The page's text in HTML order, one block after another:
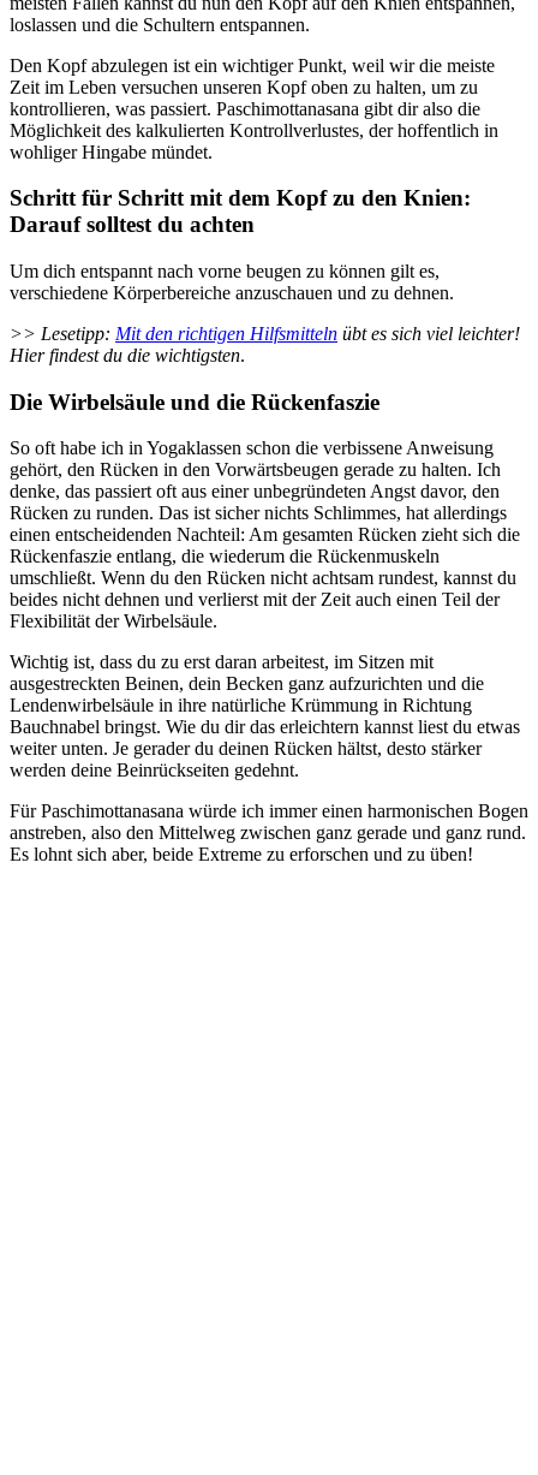
loslassen und die Schultern entspannen.
Den Kopf abzulegen ist ein wichtiger Punkt, weil wir die meiste
Zeit im Leben versuchen unseren Kopf oben zu halten, um zu
kontrollieren, was passiert. Paschimottanasana gibt dir also die
Möglichkeit des kalkulierten Kontrollverlustes, der hoffentlich in
wohliger Hingabe mündet.
Schritt für Schritt mit dem Kopf zu den Knien:
Darauf solltest du achten
Um dich entspannt nach vorne beugen zu können gilt es,
verschiedene Körperbereiche anzuschauen und zu dehnen.
>> Lesetipp: Mit den richtigen Hilfsmitteln übt es sich viel leichter!
Hier findest du die wichtigsten.
Die Wirbelsäule und die Rückenfaszie
So oft habe ich in Yogaklassen schon die verbissene Anweisung
gehört, den Rücken in den Vorwärtsbeugen gerade zu halten. Ich
denke, das passiert oft aus einer unbegründeten Angst davor, den
Rücken zu runden. Das ist sicher nichts Schlimmes, hat allerdings
einen entscheidenden Nachteil: Am gesamten Rücken zieht sich die
Rückenfaszie entlang, die wiederum die Rückenmuskeln
umschließt. Wenn du den Rücken nicht achtsam rundest, kannst du
beides nicht dehnen und verlierst mit der Zeit auch einen Teil der
Flexibilität der Wirbelsäule.
Wichtig ist, dass du zu erst daran arbeitest, im Sitzen mit
ausgestreckten Beinen, dein Becken ganz aufzurichten und die
Lendenwirbelsäule in ihre natürliche Krümmung in Richtung
Bauchnabel bringst. Wie du dir das erleichtern kannst liest du etwas
weiter unten. Je gerader du deinen Rücken hältst, desto stärker
werden deine Beinrückseiten gedehnt.
Für Paschimottanasana würde ich immer einen harmonischen Bogen
anstreben, also den Mittelweg zwischen ganz gerade und ganz rund.
Es lohnt sich aber, beide Extreme zu erforschen und zu üben!